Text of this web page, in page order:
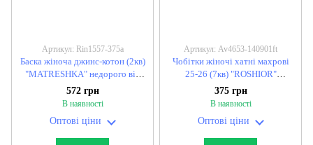
Артикул: Rin1557-375a
Баска жіноча джинс-котон (2кв)
"MATRESHKA" недорого від
прямого постачальника
572 грн
В наявності
Оптові ціни
Артикул: Av4653-140901ft
Чобітки жіночі хатні махрові
25-26 (7кв) "ROSHIOR"
недорого від прямого
375 грн
В наявності
Оптові ціни